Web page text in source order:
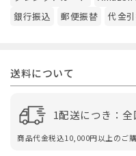
銀行振込
郵便振替 代金
送料について
1配送につき：
商品代金税込10,000円以上のご